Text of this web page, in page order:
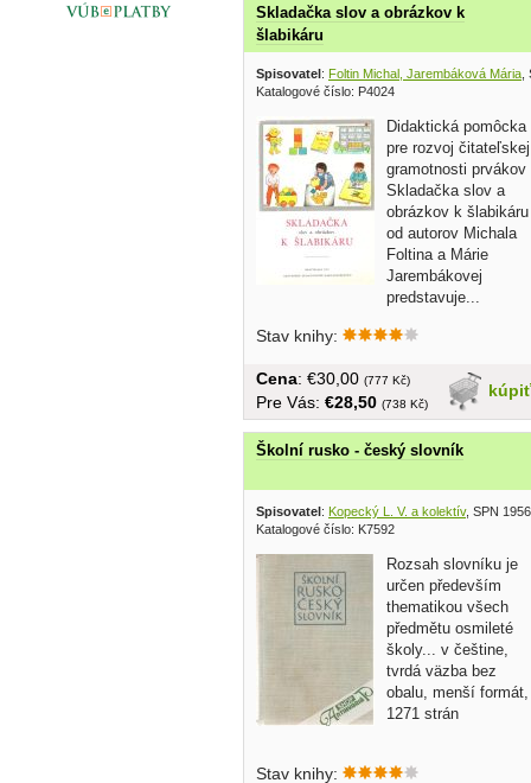
Skladačka slov a obrázkov k
šlabikáru
Spisovatel: Foltin Michal, Jarembáková Mária
Katalogové číslo: P4024
Didaktická pomôcka
pre rozvoj čitateľskej
gramotnosti prvákov
Skladačka slov a
obrázkov k šlabikáru
od autorov Michala
Foltina a Márie
Jarembákovej
predstavuje...
Stav knihy:
kúpiť
Cena: €30,00 (777 Kč)
Pre Vás: €28,50 (738 Kč)
Školní rusko - český slovník
Spisovatel: Kopecký L. V. a kolektív, SPN 1956
Katalogové číslo: K7592
Rozsah slovníku je
určen především
thematikou všech
předmětu osmileté
školy... v češtine,
tvrdá väzba bez
obalu, menší formát,
1271 strán
Stav knihy: